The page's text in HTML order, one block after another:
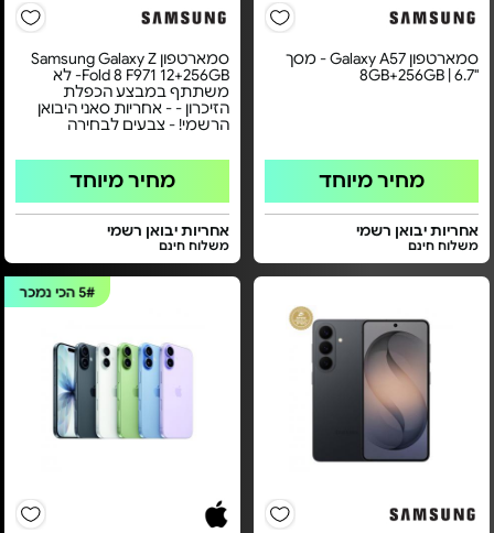
סמארטפון Galaxy A57 - מסך
"8GB+256GB | 6.7
מחיר מיוחד
אחריות יבואן רשמי
משלוח חינם
סמארטפון Samsung Galaxy Z
Fold 8 F971 12+256GB- לא
משתתף במבצע הכפלת
הזיכרון - - אחריות סאני היבואן
הרשמי! - צבעים לבחירה
מחיר מיוחד
אחריות יבואן רשמי
משלוח חינם
5#הכי נמכר